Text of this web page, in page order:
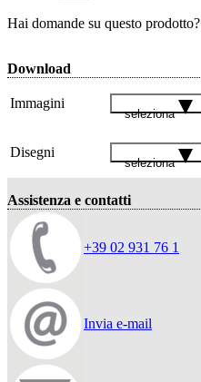
Hai domande su questo prodotto?
Download
Immagini
seleziona
Disegni
seleziona
Assistenza e contatti
+39 02 931 76 1
Invia e-mail